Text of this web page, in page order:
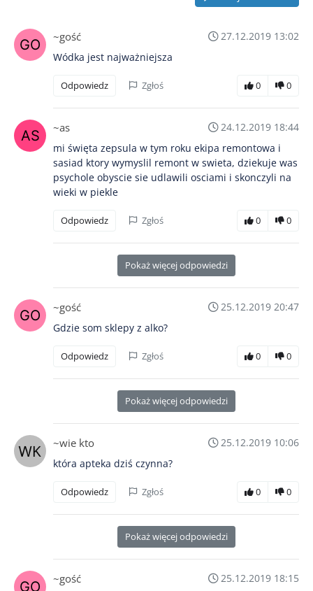
~gość
27.12.2019 13:02
Wódka jest najważniejsza
Odpowiedz Zgłoś 0 0
~as
24.12.2019 18:44
mi święta zepsula w tym roku ekipa remontowa i
sasiad ktory wymyslil remont w swieta, dziekuje was
psychole obyscie sie udlawili osciami i skonczyli na
wieki w piekle
Odpowiedz Zgłoś 0 0
Pokaż więcej odpowiedzi
~gość
25.12.2019 20:47
Gdzie som sklepy z alko?
Odpowiedz Zgłoś 0 0
Pokaż więcej odpowiedzi
~wie kto
25.12.2019 10:06
która apteka dziś czynna?
Odpowiedz Zgłoś 0 0
Pokaż więcej odpowiedzi
~gość
25.12.2019 18:15